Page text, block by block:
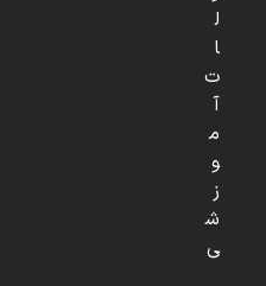
ل
ا
ت
آ
م
و
ز
ش
ی